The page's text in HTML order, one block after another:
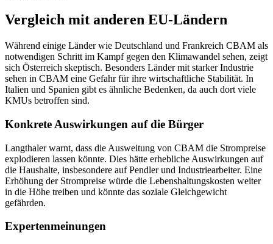
Vergleich mit anderen EU-Ländern
Während einige Länder wie Deutschland und Frankreich CBAM als
notwendigen Schritt im Kampf gegen den Klimawandel sehen, zeigt
sich Österreich skeptisch. Besonders Länder mit starker Industrie
sehen in CBAM eine Gefahr für ihre wirtschaftliche Stabilität. In
Italien und Spanien gibt es ähnliche Bedenken, da auch dort viele
KMUs betroffen sind.
Konkrete Auswirkungen auf die Bürger
Langthaler warnt, dass die Ausweitung von CBAM die Strompreise
explodieren lassen könnte. Dies hätte erhebliche Auswirkungen auf
die Haushalte, insbesondere auf Pendler und Industriearbeiter. Eine
Erhöhung der Strompreise würde die Lebenshaltungskosten weiter
in die Höhe treiben und könnte das soziale Gleichgewicht
gefährden.
Expertenmeinungen